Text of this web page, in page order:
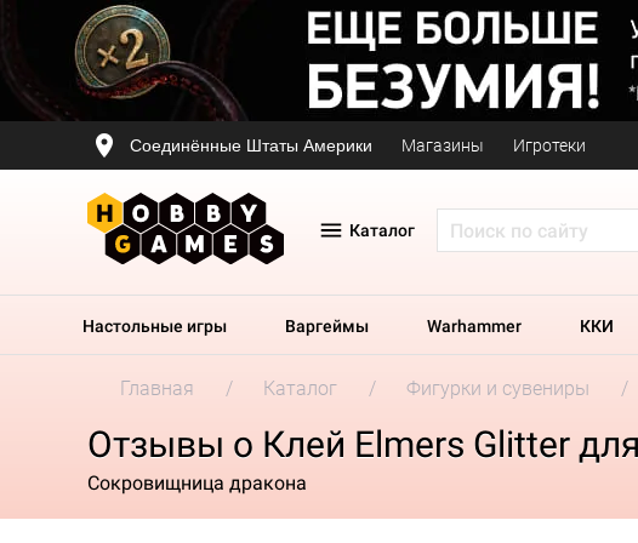
Соединённые Штаты Америки Магазины Игротеки
Каталог
Настольные игры Варгеймы Warhammer ККИ
Главная Каталог Фигурки и сувениры
Отзывы о Клей Elmers Glitter
Сокровищница дракона